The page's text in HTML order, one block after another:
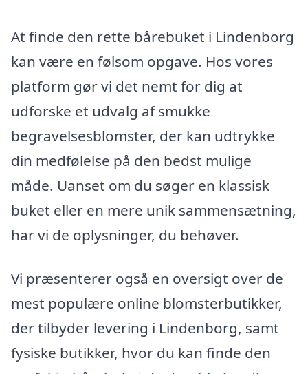
At finde den rette bårebuket i Lindenborg
kan være en følsom opgave. Hos vores
platform gør vi det nemt for dig at
udforske et udvalg af smukke
begravelsesblomster, der kan udtrykke
din medfølelse på den bedst mulige
måde. Uanset om du søger en klassisk
buket eller en mere unik sammensætning,
har vi de oplysninger, du behøver.
Vi præsenterer også en oversigt over de
mest populære online blomsterbutikker,
der tilbyder levering i Lindenborg, samt
fysiske butikker, hvor du kan finde den